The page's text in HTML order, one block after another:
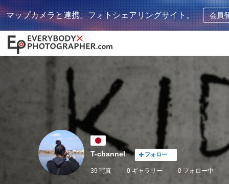
マップカメラと連携。フォトシェアリングサイト。 会員
T-channel フォロー
39 写真 0 ギャラリー 0 フォロー中